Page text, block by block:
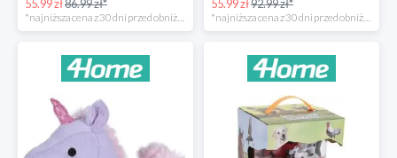
55.99 zł86.99 zł*
*najniższa cena z 30 dni przed obniżką
55.99 zł92.99 zł*
*najniższa cena z 30 dni przed obniżką